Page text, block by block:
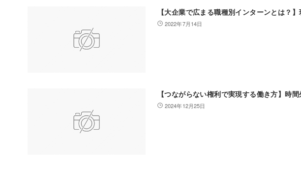
【大企業で広まる職種別インターンとは？
2022年7月14日
【つながらない権利で実現する働き方】時
2024年12月25日